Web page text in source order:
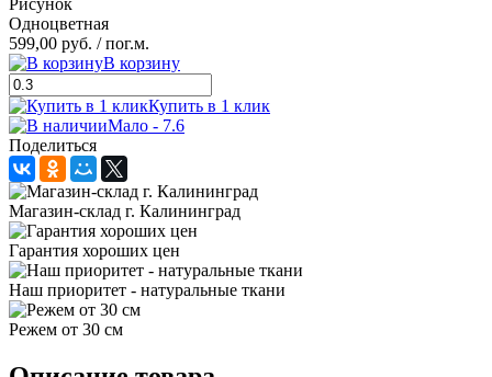
Одноцветная
599,00 руб. / пог.м.
В корзину
Купить в 1 клик
Мало - 7.6
Поделиться
Магазин-склад г. Калининград
Гарантия хороших цен
Наш приоритет - натуральные ткани
Режем от 30 см